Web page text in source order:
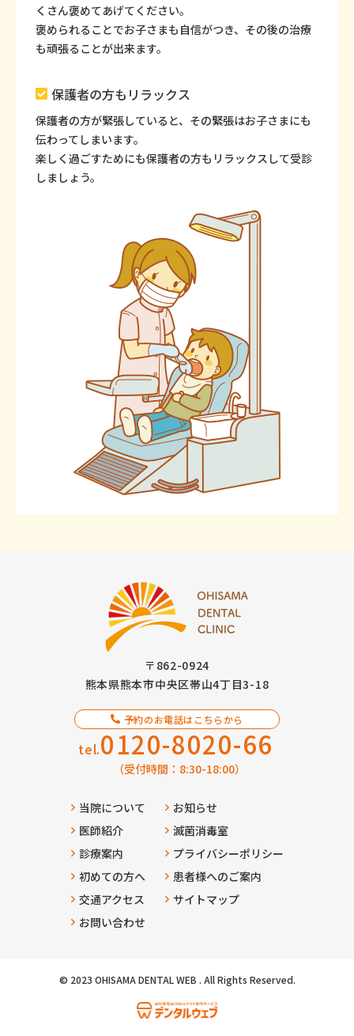
くさん褒めてあげてください。
褒められることでお子さまも自信がつき、その後の治療
も頑張ることが出来ます。
保護者の方もリラックス
保護者の方が緊張していると、その緊張はお子さまにも
伝わってしまいます。
楽しく過ごすためにも保護者の方もリラックスして受診
しましょう。
〒862-0924
熊本県熊本市中央区帯山4丁目3-18
予約のお電話はこちらから
tel.0120-8020-66
（受付時間：8:30-18:00）
当院について
医師紹介
診療案内
初めての方へ
交通アクセス
お問い合わせ
お知らせ
滅菌消毒室
プライバシーポリシー
患者様へのご案内
サイトマップ
© 2023 OHISAMA DENTAL WEB . All Rights Reserved.